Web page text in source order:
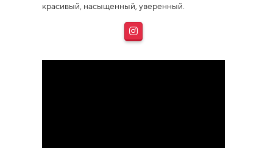
красивый, насыщенный, уверенный.